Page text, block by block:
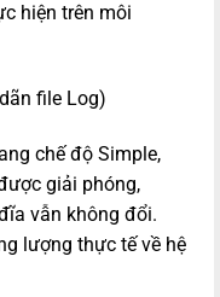
hiện trên môi
file Log)
chế độ Simple,
giải phóng,
vẫn không đổi.
lượng thực tế về hệ